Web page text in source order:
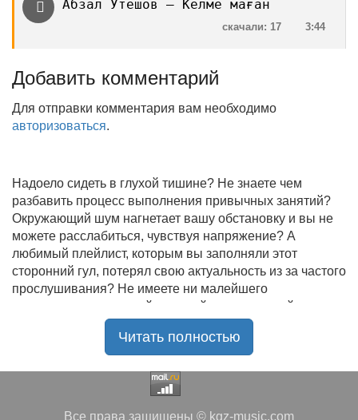
Абзал Утешов — Келме маған
3:44
скачали: 17
Добавить комментарий
Для отправки комментария вам необходимо
авторизоваться.
Надоело сидеть в глухой тишине? Не знаете чем
разбавить процесс выполнения привычных занятий?
Окружающий шум нагнетает вашу обстановку и вы не
можете расслабиться, чувствуя напряжение? А
любимый плейлист, которым вы заполняли этот
сторонний гул, потерял свою актуальность из за частого
прослушивания? Не имеете ни малейшего
представления, где найти новый качественный контент
на замену старому? В таком случае вы обратились по
радостью приветствует своих старых и новых
Читать полностью
Все права защищены © kgz-music.com